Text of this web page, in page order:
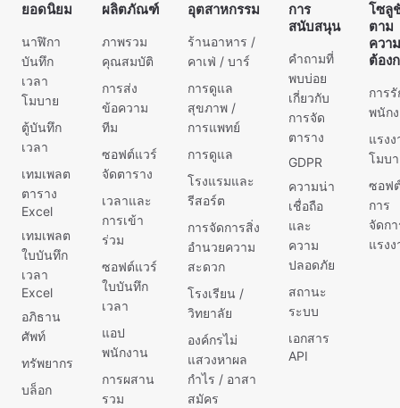
ยอดนิยม
นาฬิกา
บันทึก
เวลา
โมบาย
ตู้บันทึก
เวลา
เทมเพลต
ตาราง
Excel
เทมเพลต
ใบบันทึก
เวลา
Excel
อภิธาน
ศัพท์
ทรัพยากร
บล็อก
ผลิตภัณฑ์
ภาพรวม
คุณสมบัติ
การส่ง
ข้อความ
ทีม
ซอฟต์แวร์
จัดตาราง
เวลาและ
การเข้า
ร่วม
ซอฟต์แวร์
ใบบันทึก
เวลา
แอป
พนักงาน
การผสาน
รวม
อุตสาหกรรม
ร้านอาหาร /
คาเฟ่ / บาร์
การดูแล
สุขภาพ /
การแพทย์
การดูแล
โรงแรมและ
รีสอร์ต
การจัดการสิ่ง
อำนวยความ
สะดวก
โรงเรียน /
วิทยาลัย
องค์กรไม่
แสวงหาผล
กำไร / อาสา
สมัคร
การ
สนับสนุน
คำถามที่
พบบ่อย
เกี่ยวกับ
การจัด
ตาราง
GDPR
ความน่า
เชื่อถือ
และ
ความ
ปลอดภัย
สถานะ
ระบบ
เอกสาร
API
โซลู
ตาม
ความ
ต้อง
การ
พนัก
แรง
โมบ
ซอฟ
การ
จัดก
แรง